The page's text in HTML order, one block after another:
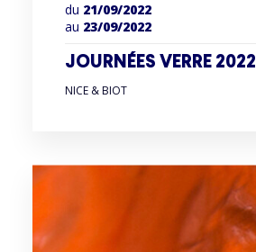
du 21/09/2022
au 23/09/2022
JOURNÉES VERRE 2022
NICE & BIOT